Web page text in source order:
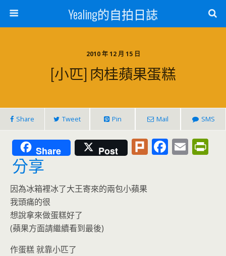
Yealing的自拍日誌
2010 年 12 月 15 日
[小匹] 肉桂蘋果蛋糕
Share Tweet Pin Mail SMS
Share Post Pl F E
分享
因為冰箱裡冰了大王寄來的兩包小蘋果
我頭痛的很
想說拿來做蛋糕好了
(蘋果方面請繼續看到最後)
作蛋糕 就靠小匹了